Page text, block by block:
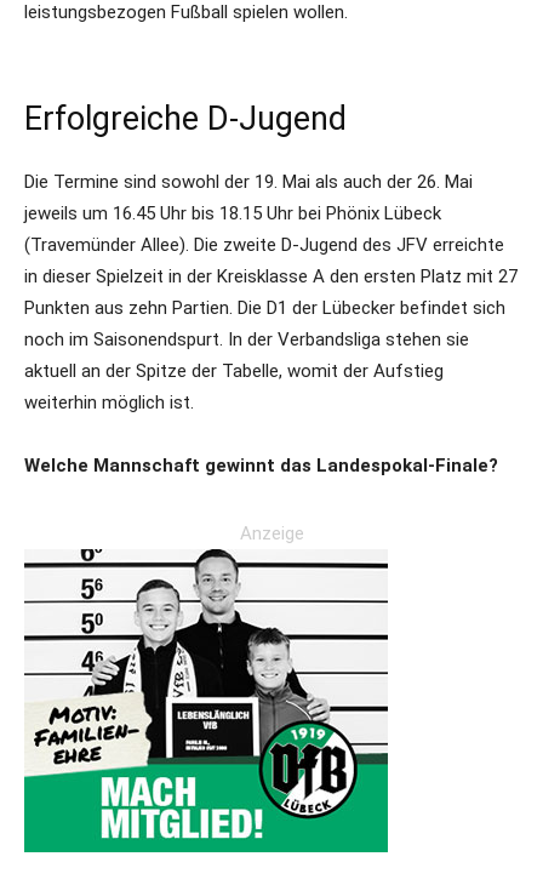
leistungsbezogen Fußball spielen wollen.
Erfolgreiche D-Jugend
Die Termine sind sowohl der 19. Mai als auch der 26. Mai
jeweils um 16.45 Uhr bis 18.15 Uhr bei Phönix Lübeck
(Travemünder Allee). Die zweite D-Jugend des JFV erreichte
in dieser Spielzeit in der Kreisklasse A den ersten Platz mit 27
Punkten aus zehn Partien. Die D1 der Lübecker befindet sich
noch im Saisonendspurt. In der Verbandsliga stehen sie
aktuell an der Spitze der Tabelle, womit der Aufstieg
weiterhin möglich ist.
Welche Mannschaft gewinnt das Landespokal-Finale?
Anzeige